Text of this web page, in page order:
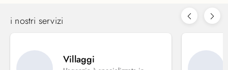
i nostri servizi
Villaggi